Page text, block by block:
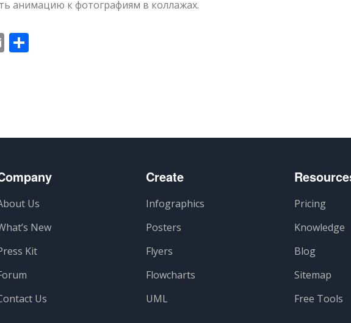
анимацию к фотографиям в коллажах.
Email
Us
New
Kit
Us
Create
Infographics
Posters
Flyers
Flowcharts
UML
Pricing
Knowledge
Blog
Sitemap
Free Tools